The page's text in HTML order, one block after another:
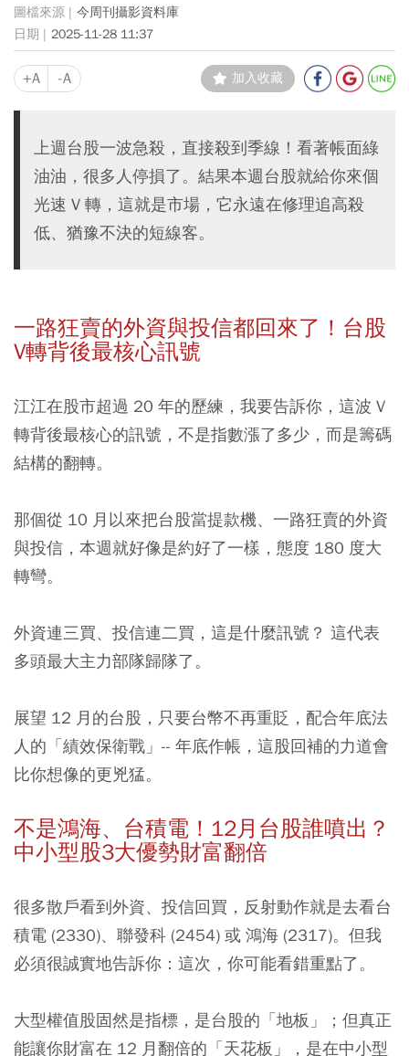
今周刊攝影資料庫
2025-11-28 11:37
+A -A 加入收藏
上週台股一波急殺，直接殺到季線！看著帳面綠
油油，很多人停損了。結果本週台股就給你來個
光速 V 轉，這就是市場，它永遠在修理追高殺
低、猶豫不決的短線客。
一路狂賣的外資與投信都回來了！台股
V轉背後最核心訊號
江江在股市超過 20 年的歷練，我要告訴你，這波 V
轉背後最核心的訊號，不是指數漲了多少，而是籌碼
結構的翻轉。
那個從 10 月以來把台股當提款機、一路狂賣的外資
與投信，本週就好像是約好了一樣，態度 180 度大
轉彎。
外資連三買、投信連二買，這是什麼訊號？ 這代表
多頭最大主力部隊歸隊了。
展望 12 月的台股，只要台幣不再重貶，配合年底法
人的「績效保衛戰」-- 年底作帳，這股回補的力道會
比你想像的更兇猛。
不是鴻海、台積電！12月台股誰噴出？
中小型股3大優勢財富翻倍
很多散戶看到外資、投信回買，反射動作就是去看台
積電 (2330)、聯發科 (2454) 或 鴻海 (2317)。但我
必須很誠實地告訴你：這次，你可能看錯重點了。
大型權值股固然是指標，是台股的「地板」；但真正
能讓你財富在 12 月翻倍的「天花板」，是在中小型